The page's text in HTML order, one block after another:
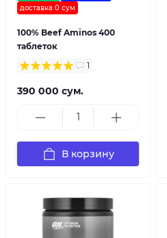
доставка 0 сум
100% Beef Aminos 400
таблеток
1
390 000 сум.
В корзину